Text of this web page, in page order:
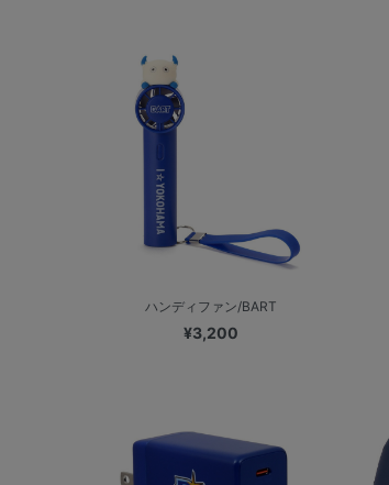
ハンディファン/BART
¥3,200